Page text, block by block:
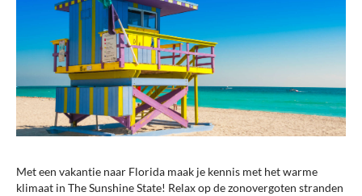
Met een vakantie naar Florida maak je kennis met het warme
klimaat in The Sunshine State! Relax op de zonovergoten stranden